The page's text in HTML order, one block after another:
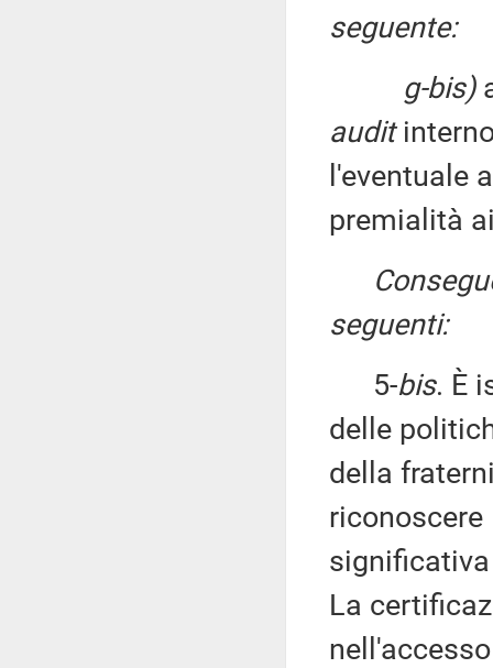
seguente:
g-bis)
audit
l'eventuale
premialità
seguenti:
5-bis. È
delle
della
La